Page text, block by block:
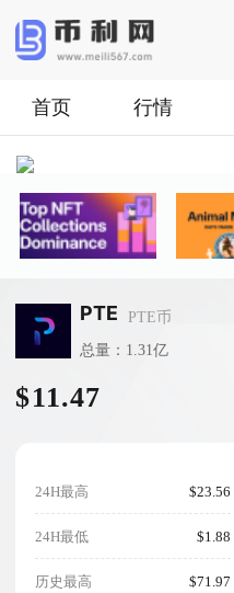
首页 行情
PTE
PTE币
总量：1.31亿
$11.47
24H最高 $23.56
24H最低 $1.88
历史最高 $71.97